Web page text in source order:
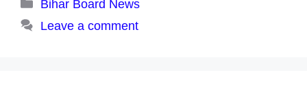
Bihar Board News
Leave a comment